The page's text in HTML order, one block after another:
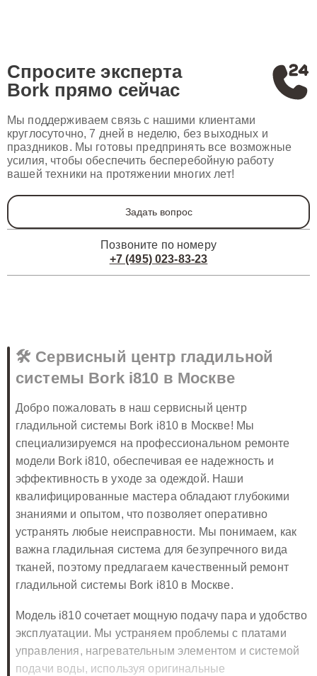
Спросите эксперта
Bork прямо сейчас
Мы поддерживаем связь с нашими клиентами
круглосуточно, 7 дней в неделю, без выходных и
праздников. Мы готовы предпринять все возможные
усилия, чтобы обеспечить бесперебойную работу
вашей техники на протяжении многих лет!
Задать вопрос
Позвоните по номеру
+7 (495) 023-83-23
🛠️ Сервисный центр гладильной
системы Bork i810 в Москве
Добро пожаловать в наш сервисный центр
гладильной системы Bork i810 в Москве! Мы
специализируемся на профессиональном ремонте
модели Bork i810, обеспечивая ее надежность и
эффективность в уходе за одеждой. Наши
квалифицированные мастера обладают глубокими
знаниями и опытом, что позволяет оперативно
устранять любые неисправности. Мы понимаем, как
важна гладильная система для безупречного вида
тканей, поэтому предлагаем качественный ремонт
гладильной системы Bork i810 в Москве.
Модель i810 сочетает мощную подачу пара и удобство
эксплуатации. Мы устраняем проблемы с платами
управления, нагревательным элементом и системой
подачи воды, используя оригинальные